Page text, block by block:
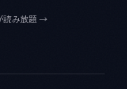
読み放題→